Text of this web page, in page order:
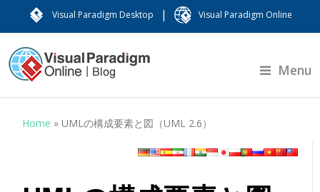
Visual Paradigm Desktop | Visual Paradigm Online
Menu
Home »UMLの構成要素と図（UML 2.6）